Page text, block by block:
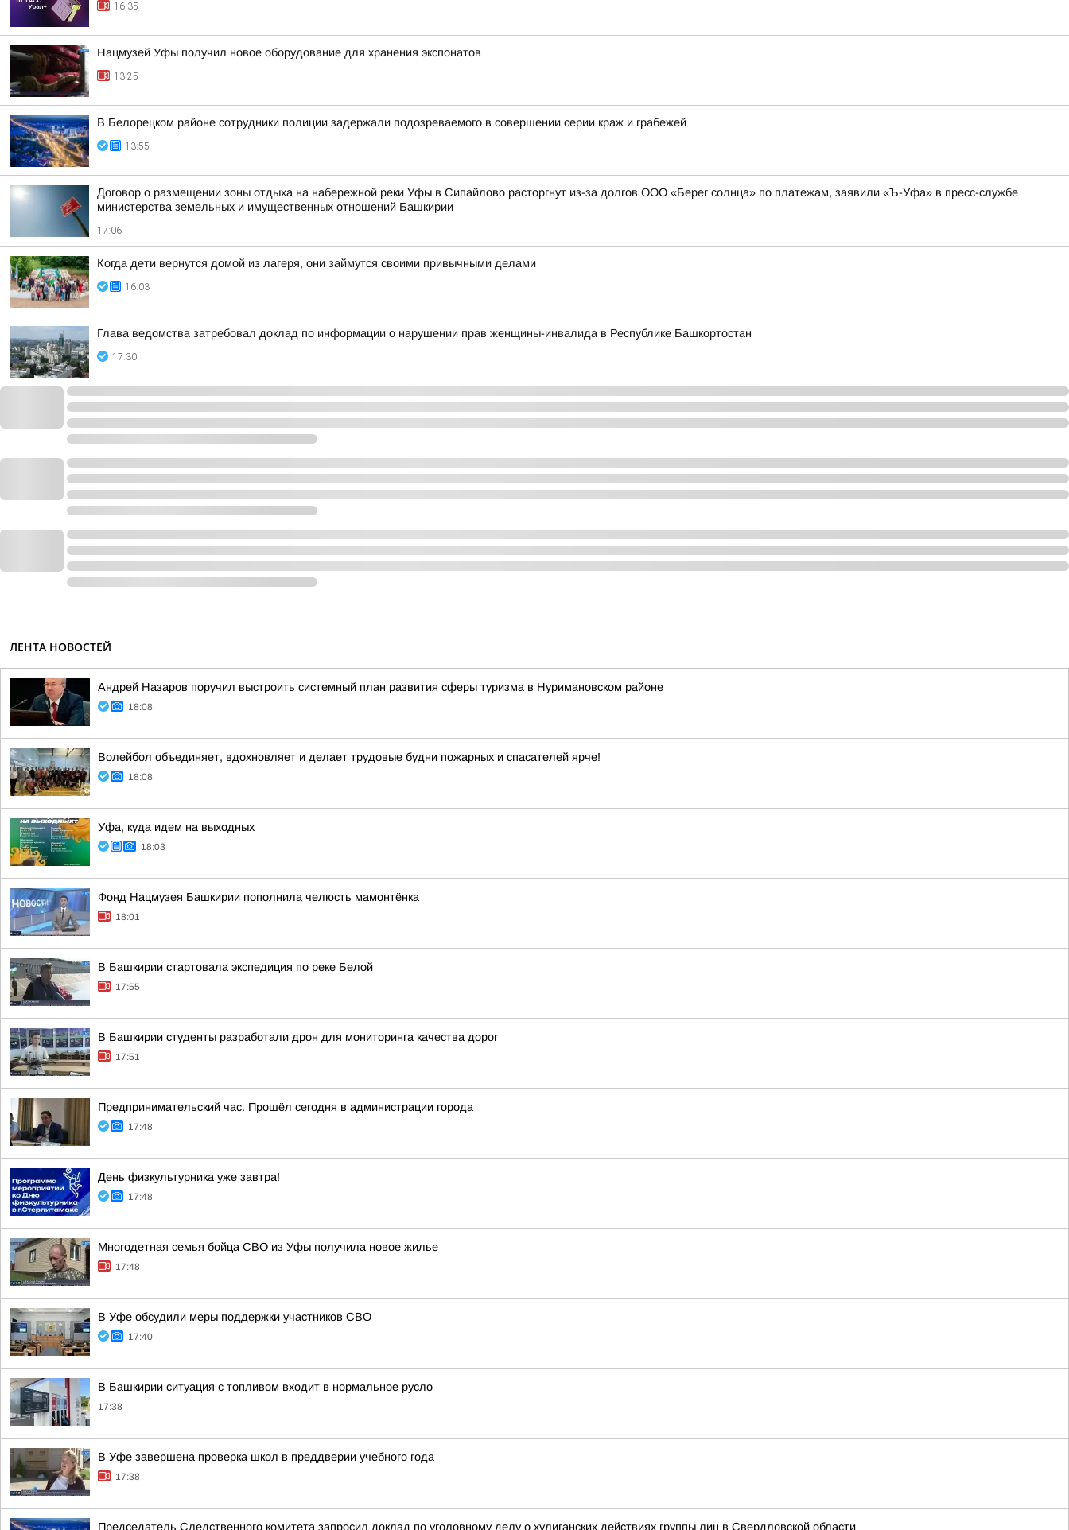
16:35
Нацмузей Уфы получил новое оборудование для хранения экспонатов
13:25
В Белорецком районе сотрудники полиции задержали подозреваемого в совершении серии краж и грабежей
13:55
Договор о размещении зоны отдыха на набережной реки Уфы в Сипайлово расторгнут из-за долгов ООО «Берег солнца» по платежам, заявили «Ъ-Уфа» в пресс-службе
министерства земельных и имущественных отношений Башкирии
17:06
Когда дети вернутся домой из лагеря, они займутся своими привычными делами
16:03
Глава ведомства затребовал доклад по информации о нарушении прав женщины-инвалида в Республике Башкортостан
17:30
ЛЕНТА НОВОСТЕЙ
Андрей Назаров поручил выстроить системный план развития сферы туризма в Нуримановском районе
18:08
Волейбол объединяет, вдохновляет и делает трудовые будни пожарных и спасателей ярче!
18:08
Уфа, куда идем на выходных
18:03
Фонд Нацмузея Башкирии пополнила челюсть мамонтёнка
18:01
В Башкирии стартовала экспедиция по реке Белой
17:55
В Башкирии студенты разработали дрон для мониторинга качества дорог
17:51
Предпринимательский час. Прошёл сегодня в администрации города
17:48
День физкультурника уже завтра!
17:48
Многодетная семья бойца СВО из Уфы получила новое жилье
17:48
В Уфе обсудили меры поддержки участников СВО
17:40
В Башкирии ситуация с топливом входит в нормальное русло
17:38
В Уфе завершена проверка школ в преддверии учебного года
17:38
Председатель Следственного комитета запросил доклад по уголовному делу о хулиганских действиях группы лиц в Свердловской области